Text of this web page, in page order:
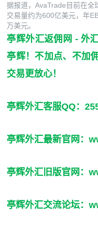
据报道，AvaTrade目前在全
交易量约为600亿美元，年
万美元。
亭辉外汇返佣网 -外
亭辉！不加点、不加
交易更放心！
亭辉外汇客服QQ：
亭辉外汇最新官网：
亭辉外汇旧版官网：
亭辉外汇交流论坛：